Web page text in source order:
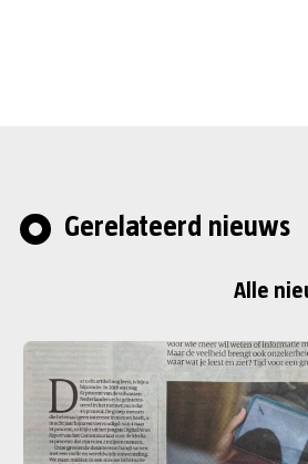
Gerelateerd nieuws
Alle